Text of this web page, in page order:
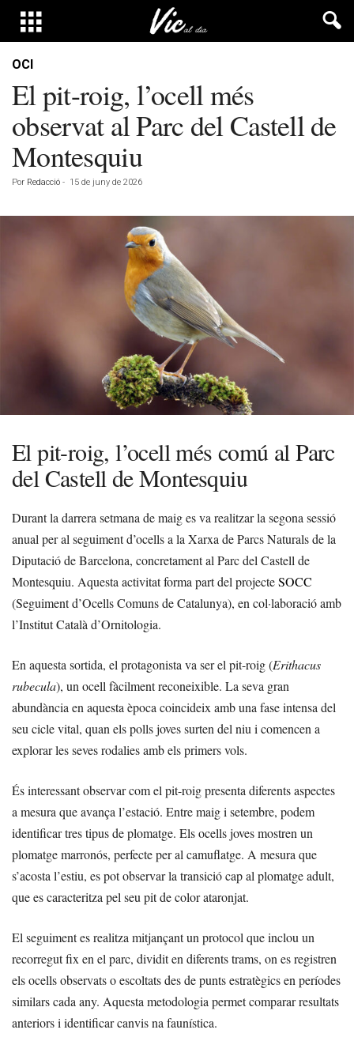
OCI
El pit-roig, l’ocell més
observat al Parc del Castell de
Montesquiu
Por Redacció - 15 de juny de 2026
El pit-roig, l’ocell més comú al Parc
del Castell de Montesquiu
Durant la darrera setmana de maig es va realitzar la segona sessió
anual per al seguiment d’ocells a la Xarxa de Parcs Naturals de la
Diputació de Barcelona, concretament al Parc del Castell de
Montesquiu. Aquesta activitat forma part del projecteSOCC
(Seguiment d’Ocells Comuns de Catalunya), en col·laboració amb
l’Institut Català d’Ornitologia.
En aquesta sortida, el protagonista va ser el pit-roig (Erithacus
rubecula), un ocell fàcilment reconeixible. La seva gran
abundància en aquesta època coincideix amb una fase intensa del
seu cicle vital, quan els polls joves surten del niu i comencen a
explorar les seves rodalies amb els primers vols.
És interessant observar com el pit-roig presenta diferents aspectes
a mesura que avança l’estació. Entre maig i setembre, podem
identificar tres tipus de plomatge. Els ocells joves mostren un
plomatge marronós, perfecte per al camuflatge. A mesura que
s’acosta l’estiu, es pot observar la transició cap al plomatge adult,
que es caracteritza pel seu pit de color ataronjat.
El seguiment es realitza mitjançant un protocol que inclou un
recorregut fix en el parc, dividit en diferents trams, on es registren
els ocells observats o escoltats des de punts estratègics en períodes
similars cada any. Aquesta metodologia permet comparar resultats
anteriors i identificar canvis na faunística.